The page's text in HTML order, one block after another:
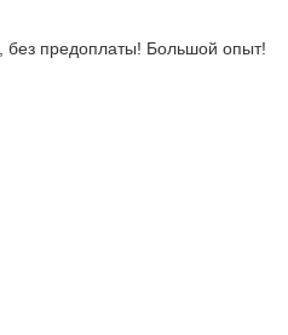
без предоплаты! Большой опыт!